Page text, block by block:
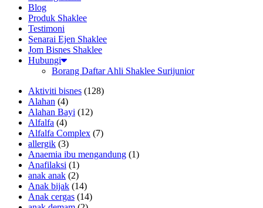
Blog
Produk Shaklee
Testimoni
Senarai Ejen Shaklee
Jom Bisnes Shaklee
Hubungi
Borang Daftar Ahli Shaklee Surijunior
Aktiviti bisnes (128)
Alahan (4)
Alahan Bayi (12)
Alfalfa (4)
Alfalfa Complex (7)
allergik (3)
Anaemia ibu mengandung (1)
Anafilaksi (1)
anak anak (2)
Anak bijak (14)
Anak cergas (14)